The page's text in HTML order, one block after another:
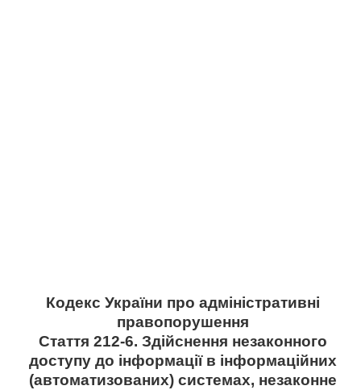
Кодекс України про адміністративні
правопорушення
Стаття 212-6. Здійснення незаконного
доступу до інформації в інформаційних
(автоматизованих) системах, незаконне